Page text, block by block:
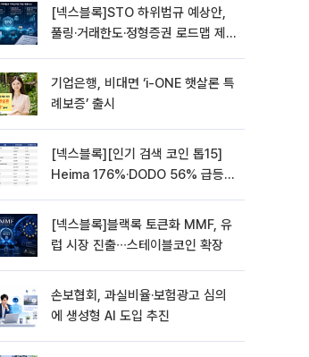
[넥스블록]STO 하위법규 예상안,
풀링·거래한도·정형증권 로드맵 제
기업은행, 비대면 ‘i-ONE 햇살론 특
례보증’ 출시
[넥스블록][인기 검색 코인 톱15]
Heima 176%·DODO 56% 급등…
[넥스블록]블랙록 토큰화 MMF, 유
럽 시장 진출∙∙∙스테이블코인 확장
손보협회, 과실비율·보험광고 심의
에 생성형 AI 도입 추진